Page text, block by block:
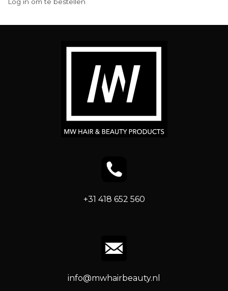
Log in om te bestellen
+31 418 652 560
info@mwhairbeauty.nl